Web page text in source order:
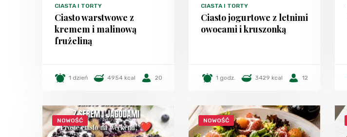
CIASTA I TORTY
Ciasto warstwowe z
kremem i malinową
frużeliną
1 dzień 4954 kcal 20
CIASTA I TORTY
Ciasto jogurtowe z letnimi
owocami i kruszonką
1 godz. 3429 kcal 12
NOWOŚĆ NOWOŚĆ